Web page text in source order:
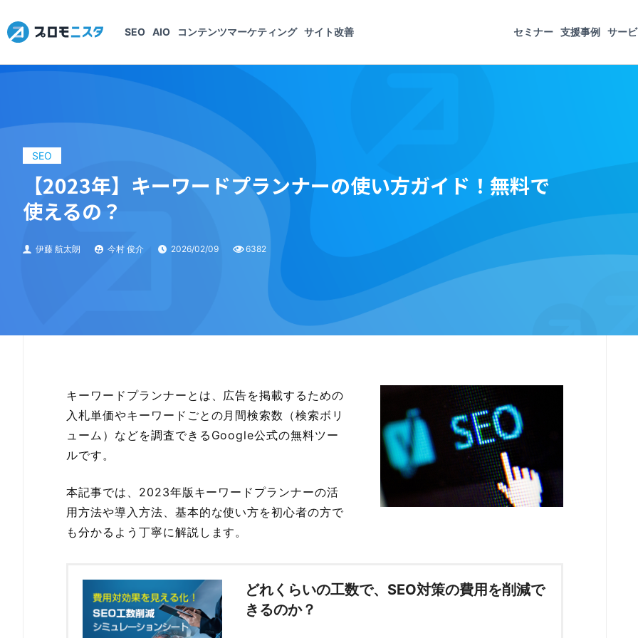
SEO AIO コンテンツマーケティング サイト改善 セミナー 支援事例 サー
SEO
【2023年】キーワードプランナーの使い方ガイド！無料で
使えるの？
伊藤 航太朗 今村 俊介 2026/02/09 6382
キーワードプランナーとは、広告を掲載するための
入札単価やキーワードごとの月間検索数（検索ボリ
ューム）などを調査できるGoogle公式の無料ツー
ルです。
本記事では、2023年版キーワードプランナーの活
用方法や導入方法、基本的な使い方を初心者の方で
も分かるよう丁寧に解説します。
どれくらいの工数で、SEO対策の費用を削減で
きるのか？